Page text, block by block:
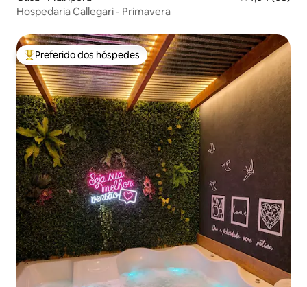
Hospedaria Callegari - Primavera
Entre os melhores preferidos dos hóspedes
Preferido dos hóspedes